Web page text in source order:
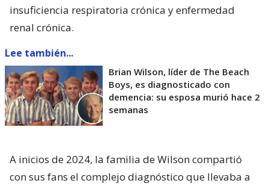
insuficiencia respiratoria crónica y enfermedad
renal crónica.
Lee también...
Brian Wilson, líder de The Beach
Boys, es diagnosticado con
demencia: su esposa murió hace 2
semanas
A inicios de 2024, la familia de Wilson compartió
con sus fans el complejo diagnóstico que llevaba a